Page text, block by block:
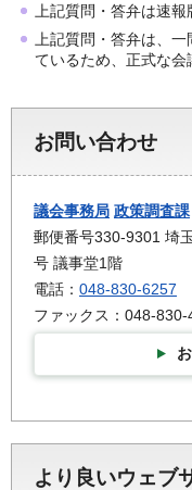
上記質問・答弁は速報
上記質問・答弁は、
ているため、正式な会
お問い合わせ
議会事務局 政策調査課
郵便番号330-9301 埼
号 議事堂1階
電話： 048-830-6257
ファックス：048-830-
より良いウェブ